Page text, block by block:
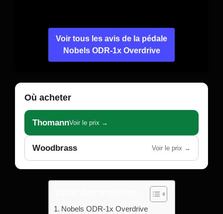
Voir tous les avis de la pédale
Nobels ODR-1x Overdrive
Où acheter
ThomannVoir le prix →
Woodbrass Voir le prix →
Nobels ODR-1x Overdrive